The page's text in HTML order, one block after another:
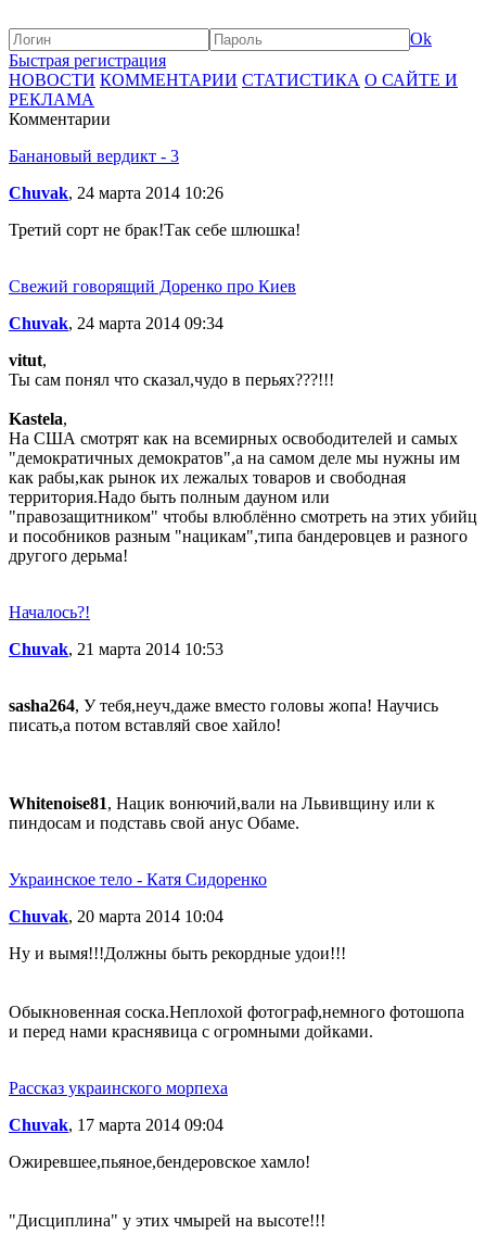
Ok
Быстрая регистрация
НОВОСТИ КОММЕНТАРИИ СТАТИСТИКА О САЙТЕ И
РЕКЛАМА
Комментарии
Банановый вердикт - 3
Chuvak, 24 марта 2014 10:26
Третий сорт не брак!Так себе шлюшка!
Свежий говорящий Доренко про Киев
Chuvak, 24 марта 2014 09:34
vitut,
Ты сам понял что сказал,чудо в перьях???!!!
Kastela,
На США смотрят как на всемирных освободителей и самых
"демократичных демократов",а на самом деле мы нужны им
как рабы,как рынок их лежалых товаров и свободная
территория.Надо быть полным дауном или
"правозащитником" чтобы влюблённо смотреть на этих убийц
и пособников разным "нацикам",типа бандеровцев и разного
другого дерьма!
Началось?!
Chuvak, 21 марта 2014 10:53
sasha264, У тебя,неуч,даже вместо головы жопа! Научись
писать,а потом вставляй свое хайло!
Whitenoise81, Нацик вонючий,вали на Львивщину или к
пиндосам и подставь свой анус Обаме.
Украинское тело - Катя Сидоренко
Chuvak, 20 марта 2014 10:04
Ну и вымя!!!Должны быть рекордные удои!!!
Обыкновенная соска.Неплохой фотограф,немного фотошопа
и перед нами краснявица с огромными дойками.
Рассказ украинского морпеха
Chuvak, 17 марта 2014 09:04
Ожиревшее,пьяное,бендеровское хамло!
"Дисциплина" у этих чмырей на высоте!!!